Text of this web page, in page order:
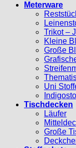
Meterware
Trikot –
Kleine
Große
Uni
Tischdecken
Läufer
Große